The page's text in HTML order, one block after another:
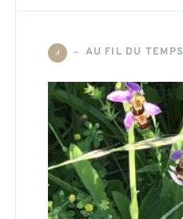
A AU FIL DU TEMPS